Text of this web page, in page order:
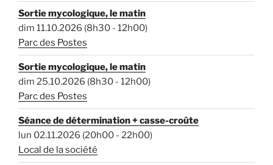
Sortie mycologique, le matin
dim 11.10.2026 (8h30 - 12h00)
Parc des Postes
Sortie mycologique, le matin
dim 25.10.2026 (8h30 - 12h00)
Parc des Postes
Séance de détermination + casse-croûte
lun 02.11.2026 (20h00 - 22h00)
Local de la société